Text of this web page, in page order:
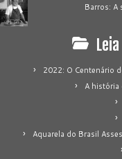
Barros: A
2022: O Centenário
A história
Aquarela do Brasil